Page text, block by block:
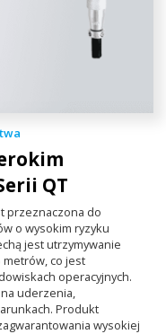
QT
przeznaczona do
o wysokim ryzyku
jest utrzymywanie
metrów, co jest
operacyjnych.
uderzenia,
Produkt
wysokiej